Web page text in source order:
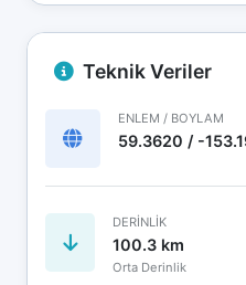
Teknik Veriler
ENLEM / BOYLAM
59.3620 / -
DERINLIK
100.3 km
Orta Derinlik